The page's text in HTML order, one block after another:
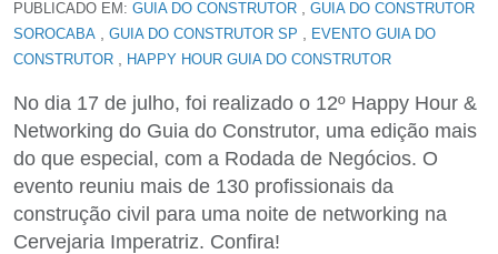
PUBLICADO EM: GUIA DO CONSTRUTOR
GUIA DO CONSTRUTOR
SOROCABA
GUIA DO CONSTRUTOR SP
EVENTO GUIA DO
CONSTRUTOR
HAPPY HOUR GUIA DO CONSTRUTOR
No dia 17 de julho, foi realizado o 12º Happy Hour &
Networking do Guia do Construtor, uma edição mais
do que especial, com a Rodada de Negócios. O
evento reuniu mais de 130 profissionais da
construção civil para uma noite de networking na
Cervejaria Imperatriz. Confira!